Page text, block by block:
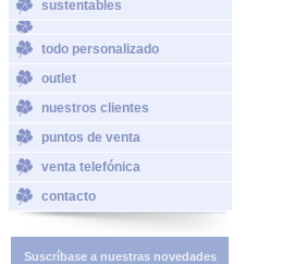
sustentables
todo personalizado
outlet
nuestros clientes
puntos de venta
venta telefónica
contacto
Suscríbase a nuestras novedades